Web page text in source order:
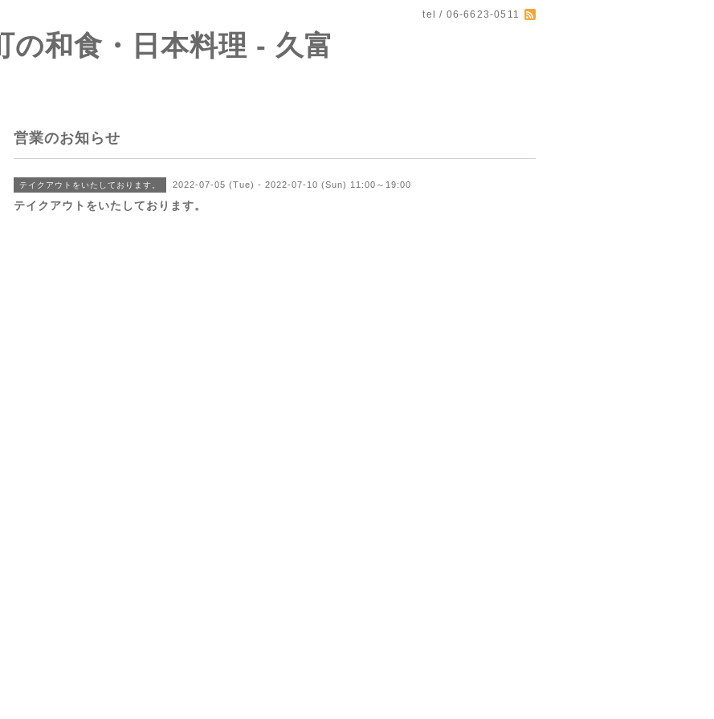
tel / 06-6623-0511
の和食・日本料理 - 久富
営業のお知らせ
テイクアウトをいたしております。 2022-07-05 (Tue) - 2022-07-10 (Sun) 11:00～19:00
テイクアウトをいたしております。